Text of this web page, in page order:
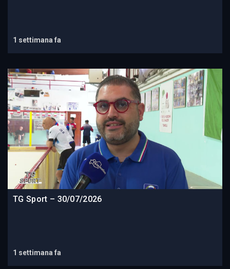
1 settimana fa
TG Sport – 30/07/2026
1 settimana fa